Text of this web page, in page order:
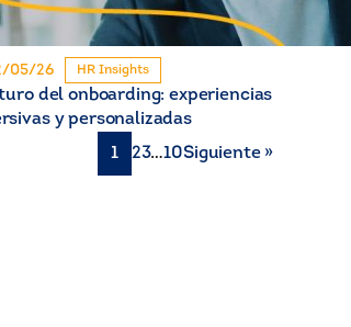
05/26 HR Insights
del onboarding: experiencias
y personalizadas
1
23…10Siguiente »